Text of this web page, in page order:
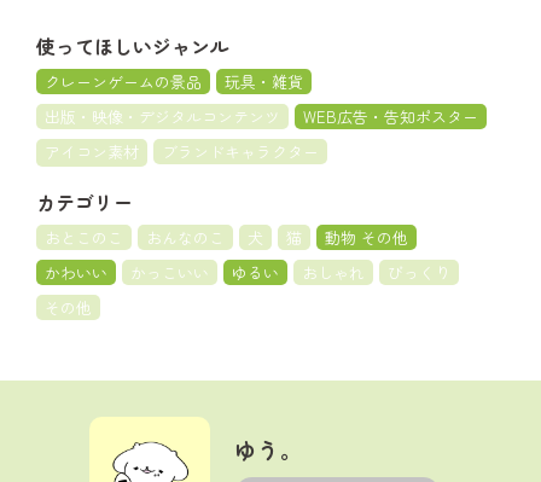
使ってほしいジャンル
クレーンゲームの景品
玩具・雑貨
出版・映像・デジタルコンテンツ
WEB広告・告知ポスター
アイコン素材
ブランドキャラクター
カテゴリー
おとこのこ おんなのこ 犬 猫
動物 その他
かわいい
かっこいい ゆるい おしゃれ
びっくり
その他
ゆう。